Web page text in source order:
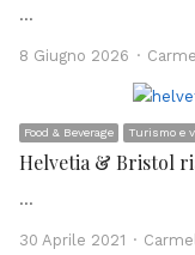
…
8 Giugno 2026 Author
Food & Beverage Turismo e
Helvetia & Bristol
…
30 Aprile 2021 Author